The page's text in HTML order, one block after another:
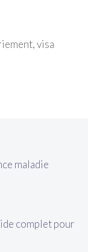
,visa
maladie
complet pour